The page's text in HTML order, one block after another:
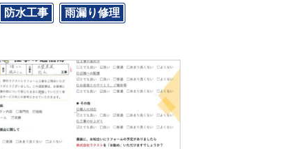
防水工事
雨漏り修理